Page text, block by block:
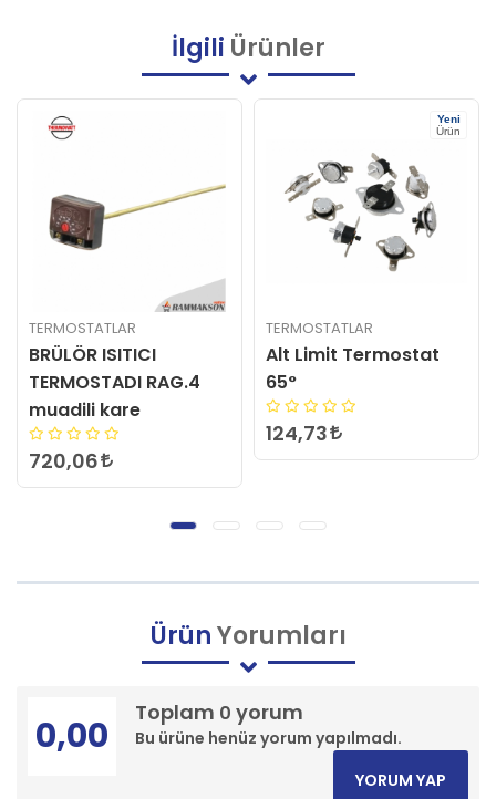
İlgili Ürünler
TERMOSTATLAR
Alt Limit Termostat
65°
124,73
TERMOSTATLAR
Thermowatt (RAG 4,
RAK4 Muadili)
Termostat
1.080,42
ÜrünYorumları
Toplam 0 yorum
Bu ürüne henüz yorum yapılmadı.
0,00
YORUM YAP